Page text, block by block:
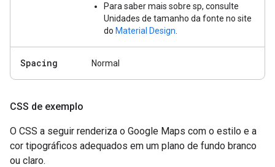
Para saber mais sobre sp, consulte
Unidades de tamanho da fonte no site
do Material Design
Spacing Normal
CSS de exemplo
O CSS a seguir renderiza o Google Maps com o estilo e a
cor tipográficos adequados em um plano de fundo branco
ou claro.